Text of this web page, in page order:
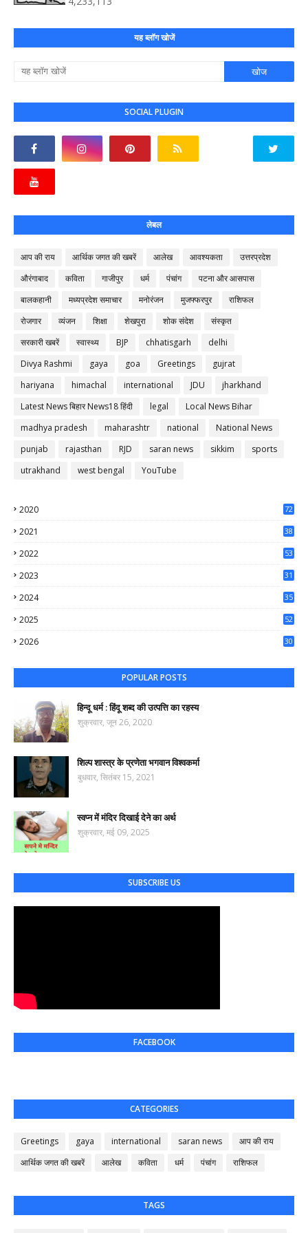
यह ब्लॉग खोजें
SOCIAL PLUGIN
लेबल
आप की राय आर्थिक जगत की खबरें आलेख आवश्यकता
उत्तरप्रदेश
औरंगाबाद
कविता गाजीपुर धर्म पंचांग
पटना और आसपास
बालकहानी
मध्यप्रदेश समाचार मनोरंजन मुजफ्फरपुर
राशिफल
रोजगार
व्यंजन शिक्षा शेखपुरा शोक संदेश
संस्कृत
सरकारी खबरें
स्वास्थ्य BJP chhatisgarh
delhi
Divya Rashmi
gaya goa Greetings
gujrat
hariyana
himachal international JDU
jharkhand
Latest News बिहार News18 हिंदी
legal
Local News Bihar
madhya pradesh
maharashtr national
National News
punjab
rajasthan RJD saran news sikkim
sports
utrakhand
west bengal YouTube
2020
72
2021
38
2022
53
2023
31
2024
35
2025
52
2026
30
POPULAR POSTS
हिन्दू धर्म : हिंदू शब्द की उत्पत्ति का रहस्य
शुक्रवार, जून 26, 2020
शिल्प शास्त्र के प्रणेता भगवान विश्वकर्मा
बुधवार, सितंबर 15, 2021
स्वप्न में मंदिर दिखाई देने का अर्थ
शुक्रवार, मई 09, 2025
SUBSCRIBE US
FACEBOOK
CATEGORIES
Greetings gaya international saran news
आप की राय
आर्थिक जगत की खबरें
आलेख कविता धर्म पंचांग राशिफल
TAGS